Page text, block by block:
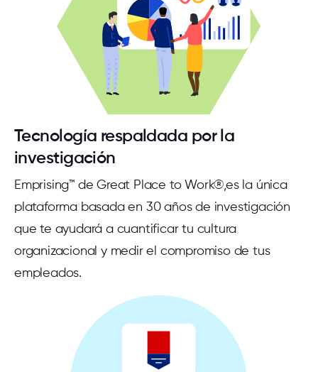
Tecnología respaldada por la
investigación
Emprising™ de Great Place to Work®,es la única
plataforma basada en 30 años de investigación
que te ayudará a cuantificar tu cultura
organizacional y medir el compromiso de tus
empleados.